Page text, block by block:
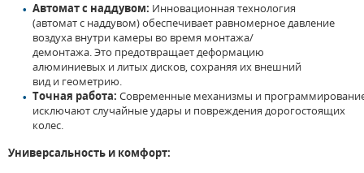
Автоматс наддувом: Инновационная технология
(автоматс наддувом)обеспечивает равномерное давление
воздуха внутри камеры во время монтажа/
демонтажа.Это предотвращает деформацию
алюминиевых илитыхдисков, сохраняя их внешний
види геометрию.
Точная работа: Современные механизмы и
исключают случайные удары и повреждения дорогостоящих
колес.
Универсальность и комфорт: